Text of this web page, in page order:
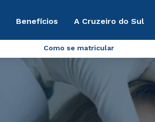
Benefícios A Cruzeiro do Sul
Como se matricular